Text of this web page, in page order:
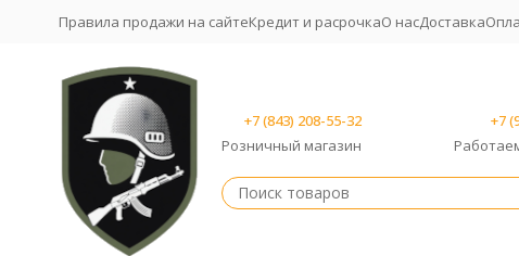
Правила продажи на сайтеКредит и расрочкаО насДоставка
+7 (843) 208-55-32
Розничный магазин
+7